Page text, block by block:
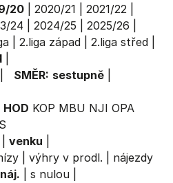
20 2020/21 2021/22
24 2024/25 2025/26
2.liga západ 2.liga střed
SMĚR: sestupně
HOD KOP MBU NJI OPA
venku
výhry v prodl.
nájezdy
s nulou